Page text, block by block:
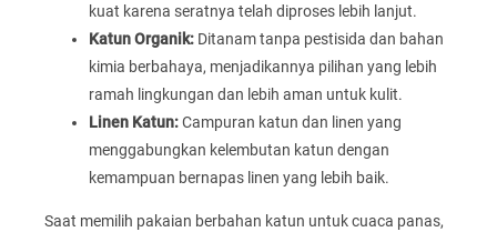
kuat karena seratnya telah diproses lebih lanjut.
Katun Organik: Ditanam tanpa pestisida dan bahan
kimia berbahaya, menjadikannya pilihan yang lebih
ramah lingkungan dan lebih aman untuk kulit.
Linen Katun:Campuran katun dan linen yang
menggabungkan kelembutan katun dengan
kemampuan bernapas linen yang lebih baik.
Saat memilih pakaian berbahan katun untuk cuaca panas,